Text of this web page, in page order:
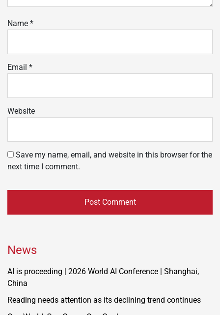
Name *
Email *
Website
Save my name, email, and website in this browser for the
next time I comment.
News
AI is proceeding | 2026 World AI Conference | Shanghai,
China
Reading needs attention as its declining trend continues